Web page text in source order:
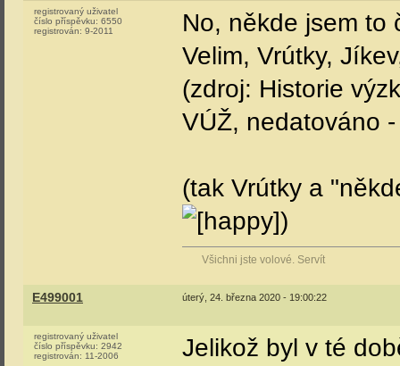
registrovaný uživatel
číslo příspěvku: 6550
registrován: 9-2011
No, někde jsem to
Velim, Vrútky,
(zdroj: Historie
VÚŽ, nedatováno
(tak Vrútky a
)
Všichni jste volové. Servít
E499001 úterý, 24. března 2020 - 19:00:22
registrovaný uživatel
číslo příspěvku: 2942
registrován: 11-2006
Jelikož byl v té